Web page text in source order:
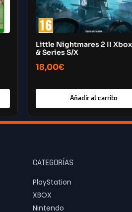
Little Nightmares 2 II
& Series S/X
18,00€
Añadir al carrito
CATEGORÍAS
PlayStation
XBOX
Nintendo